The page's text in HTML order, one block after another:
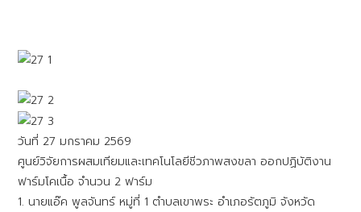
วันที่ 27 มกราคม 2569
ศูนย์วิจัยการผสมเทียมและเทคโนโลยีชีวภาพสงขลา ออกปฏิบัติงาน
ฟาร์มโคเนื้อ จำนวน 2 ฟาร์ม
1. นายแอ๊ค พูลจันทร์ หมู่ที่ 1 ตำบลเขาพระ อำเภอรัตภูมิ จังหวัด